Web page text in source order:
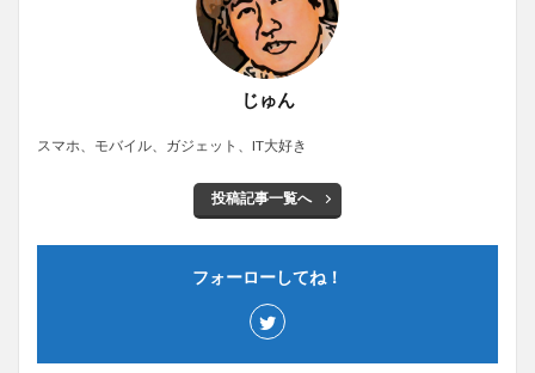
じゅん
スマホ、モバイル、ガジェット、IT大好き
投稿記事一覧へ
フォーローしてね！